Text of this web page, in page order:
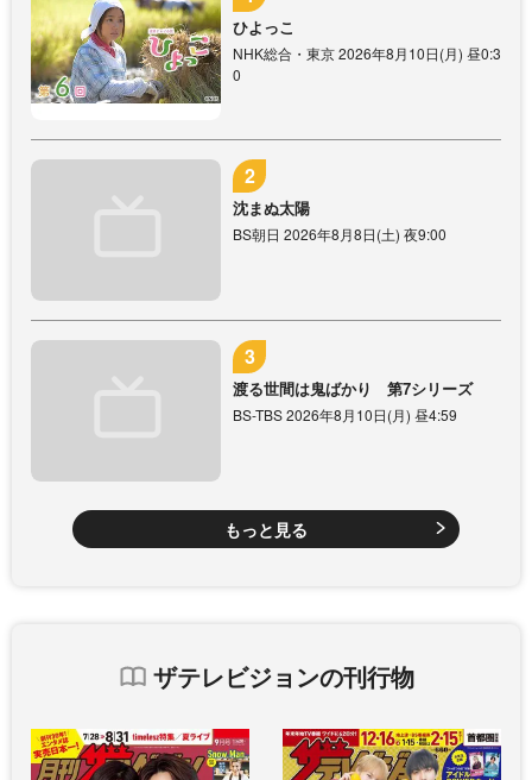
ひよっこ
NHK総合・東京 2026年8月10日(月) 昼0:3
0
沈まぬ太陽
BS朝日 2026年8月8日(土) 夜9:00
渡る世間は鬼ばかり 第7シリーズ
BS-TBS 2026年8月10日(月) 昼4:59
もっと見る
ザテレビジョンの刊行物